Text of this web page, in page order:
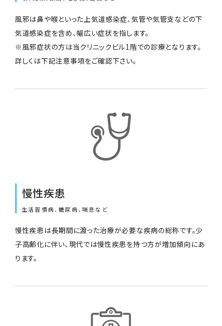
風邪は鼻や喉といった上気道感染症、気管や気管支などの下
気道感染症を含め、幅広い症状を指します。
※風邪症状の方は当クリニックビル1階での診療となります。
詳しくは下記注意事項をご確認下さい。
慢性疾患
生活習慣病、糖尿病、喘息など
慢性疾患は長期間に渡った治療が必要な疾病の総称です。少
子高齢化に伴い、現代では慢性疾患を持つ方が増加傾向にあ
ります。